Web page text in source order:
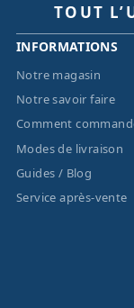
TOUT
INFORMATIONS
Notre magasin
Notre savoir faire
Comment
Modes de livraison
Guides / Blog
Service après-vente